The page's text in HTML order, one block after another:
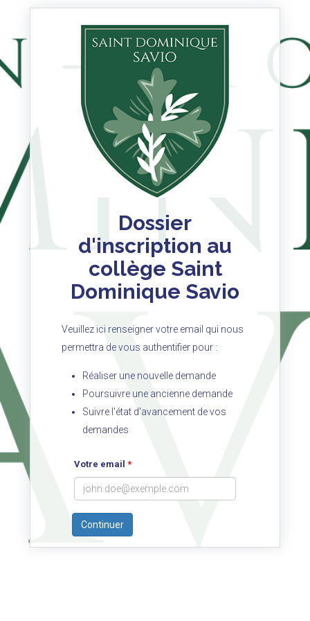
Dossier
d'inscription au
collège Saint
Dominique Savio
Veuillez ici renseigner votre email qui nous
permettra de vous authentifier pour :
Réaliser une nouvelle demande
Poursuivre une ancienne demande
Suivre l'état d'avancement de vos
demandes
Votre email *
Continuer